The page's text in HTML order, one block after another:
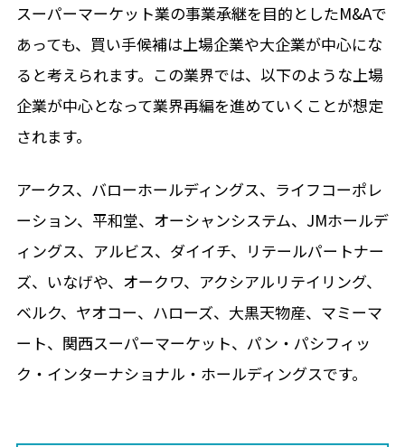
スーパーマーケット業の事業承継を目的としたM&Aで
あっても、買い手候補は上場企業や大企業が中心にな
ると考えられます。この業界では、以下のような上場
企業が中心となって業界再編を進めていくことが想定
されます。
アークス、バローホールディングス、ライフコーポレ
ーション、平和堂、オーシャンシステム、JMホールデ
ィングス、アルビス、ダイイチ、リテールパートナー
ズ、いなげや、オークワ、アクシアルリテイリング、
ベルク、ヤオコー、ハローズ、大黒天物産、マミーマ
ート、関西スーパーマーケット、パン・パシフィッ
ク・インターナショナル・ホールディングスです。